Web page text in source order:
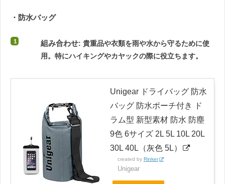
・防水バッグ
組み合わせ: 貴重品や衣類を雨や水から守るために使
用。特にハイキングやカヤックの際に役立ちます。
Unigear ドライバッグ 防水
バッグ 防水ポーチ付き ド
ラム型 新型素材 防水 防塵
9色 6サイズ 2L 5L 10L 20L
30L 40L（灰色 5L）
created by Rinker
Unigear